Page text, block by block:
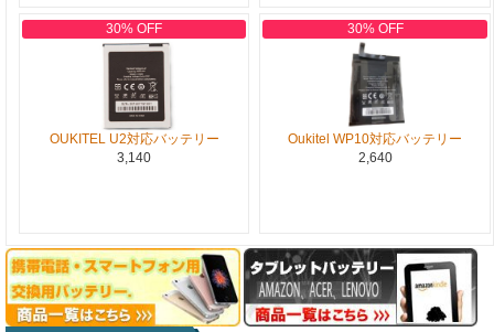
30% OFF
OUKITEL U2対応バッテリー
3,140
30% OFF
Oukitel WP10対応バッテリー
2,640